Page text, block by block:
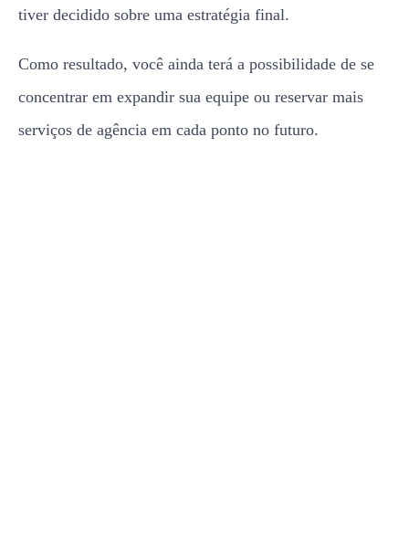
tiver decidido sobre uma estratégia final.
Como resultado, você ainda terá a possibilidade de se
concentrar em expandir sua equipe ou reservar mais
serviços de agência em cada ponto no futuro.